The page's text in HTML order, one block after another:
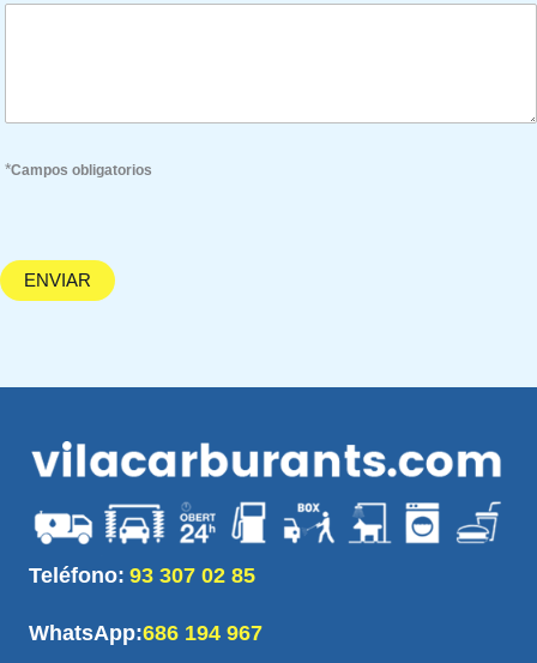
*Campos obligatorios
Teléfono: 93 307 02 85
WhatsApp:686 194 967